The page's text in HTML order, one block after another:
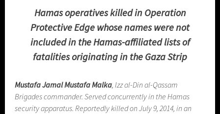
Hamas operatives killed in Operation
Protective Edge whose names were not
included in the Hamas-affiliated lists of
fatalities originating in the Gaza Strip
Mustafa Jamal Mustafa Malka, Izz al-Din al-Qassam
Brigades commander. Served concurrently in the Hamas
security apparatus. Reportedly killed on July 9, 2014, in an